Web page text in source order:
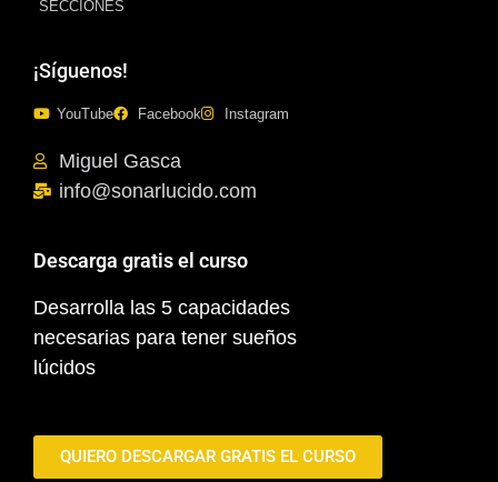
SECCIONES
¡Síguenos!
YouTube Facebook Instagram
Miguel Gasca
info@sonarlucido.com
Descarga gratis el curso
Desarrolla las 5 capacidades
necesarias para tener sueños
lúcidos
QUIERO DESCARGAR GRATIS EL CURSO